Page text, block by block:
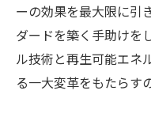
専門家が示
法
設備管理におけ
メリットとは
ーの効果を最大限に引
ダードを築く手助けを
ル技術と再生可能エネ
る一大変革をもたらす